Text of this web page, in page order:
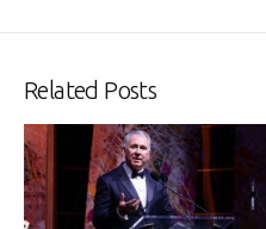
Related Posts